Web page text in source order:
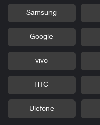
Samsung
Google
vivo
HTC
Ulefone